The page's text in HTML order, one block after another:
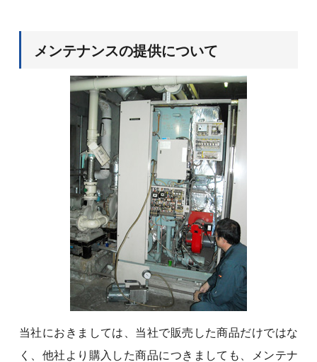
メンテナンスの提供について
当社におきましては、当社で販売した商品だけではな
く、他社より購入した商品につきましても、メンテナ